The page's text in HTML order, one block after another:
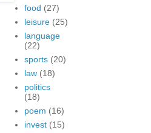
food (27)
leisure (25)
language
(22)
sports (20)
law (18)
politics
(18)
poem (16)
invest (15)